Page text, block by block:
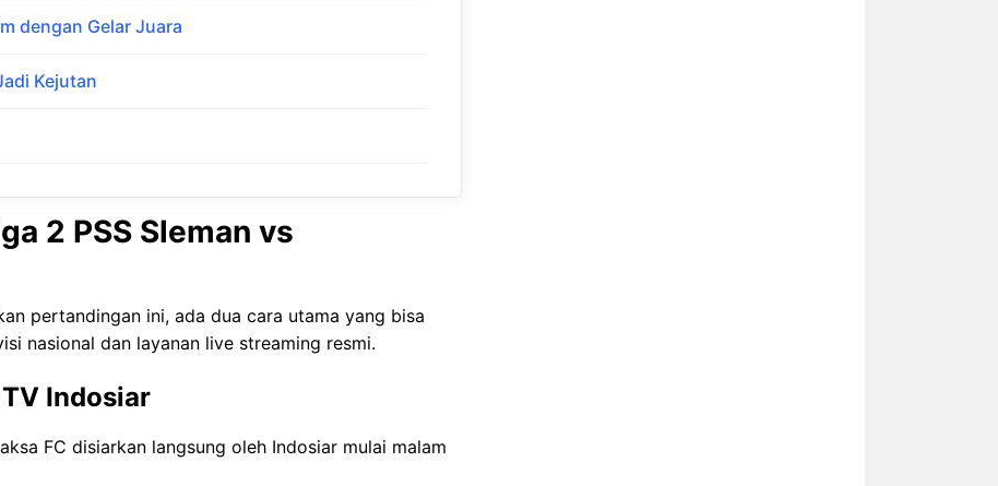
dengan Gelar Juara
Kejutan
2 PSS Sleman vs
pertandingan ini, ada dua cara utama yang bisa
nasional dan layanan live streaming resmi.
Indosiar
FC disiarkan langsung oleh Indosiar mulai malam